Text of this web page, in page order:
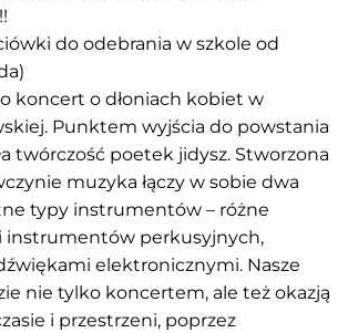
do odebrania w szkole od
koncert o dłoniach kobiet w
Punktem wyjścia do powstania
twórczość poetek jidysz. Stworzona
muzyka łączy w sobie dwa
typy instrumentów – różne
instrumentów perkusyjnych,
elektronicznymi. Nasze
nie tylko koncertem, ale też okazją
i przestrzeni, poprzez